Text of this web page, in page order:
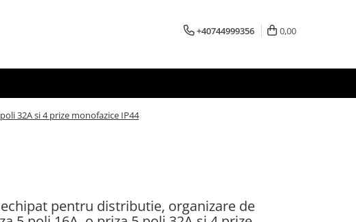
+40744999356 0,00
32A si 4 prize monofazice IP44
pentru distributie, organizare de